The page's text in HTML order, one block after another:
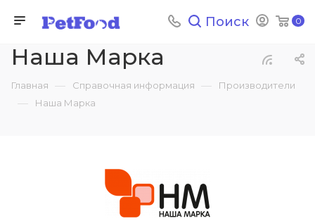
0
Поиск
Наша Марка
Главная — Справочная информация — Производители
— Наша Марка